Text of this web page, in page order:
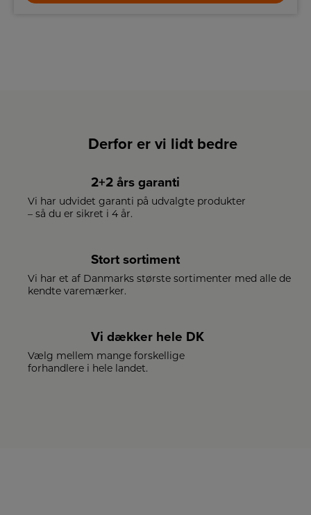
Derfor er vi lidt bedre
2+2 års garanti
Vi har udvidet garanti på udvalgte produkter
– så du er sikret i 4 år.
Stort sortiment
Vi har et af Danmarks største sortimenter med alle de
kendte varemærker.
Vi dækker hele DK
Vælg mellem mange forskellige
forhandlere i hele landet.